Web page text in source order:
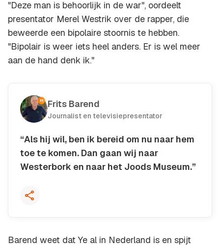
"Deze man is behoorlijk in de war", oordeelt
presentator Merel Westrik over de rapper, die
beweerde een bipolaire stoornis te hebben.
"Bipolair is weer iets heel anders. Er is wel meer
aan de hand denk ik."
Frits Barend
Journalist en televisiepresentator
“Als hij wil, ben ik bereid om nu naar hem
toe te komen. Dan gaan wij naar
Westerbork en naar het Joods Museum.”
Kopieer quote
Barend weet dat Ye al in Nederland is en spijt